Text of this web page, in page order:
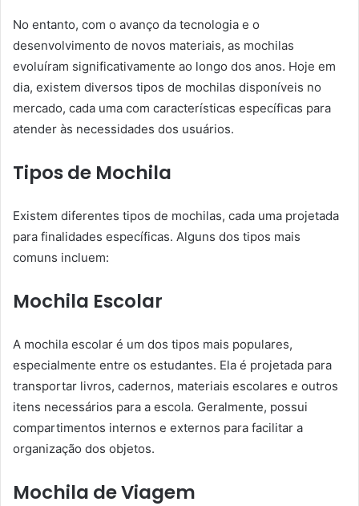
No entanto, com o avanço da tecnologia e o
desenvolvimento de novos materiais, as mochilas
evoluíram significativamente ao longo dos anos. Hoje em
dia, existem diversos tipos de mochilas disponíveis no
mercado, cada uma com características específicas para
atender às necessidades dos usuários.
Tipos de Mochila
Existem diferentes tipos de mochilas, cada uma projetada
para finalidades específicas. Alguns dos tipos mais
comuns incluem:
Mochila Escolar
A mochila escolar é um dos tipos mais populares,
especialmente entre os estudantes. Ela é projetada para
transportar livros, cadernos, materiais escolares e outros
itens necessários para a escola. Geralmente, possui
compartimentos internos e externos para facilitar a
organização dos objetos.
Mochila de Viagem